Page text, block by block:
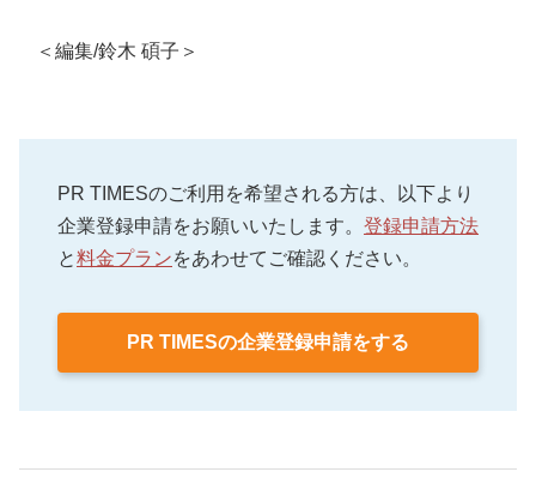
＜編集/鈴木 碩子＞
PR TIMESのご利用を希望される方は、以下より
企業登録申請をお願いいたします。 登録申請方法
と料金プランをあわせてご確認ください。
PR TIMESの企業登録申請をする